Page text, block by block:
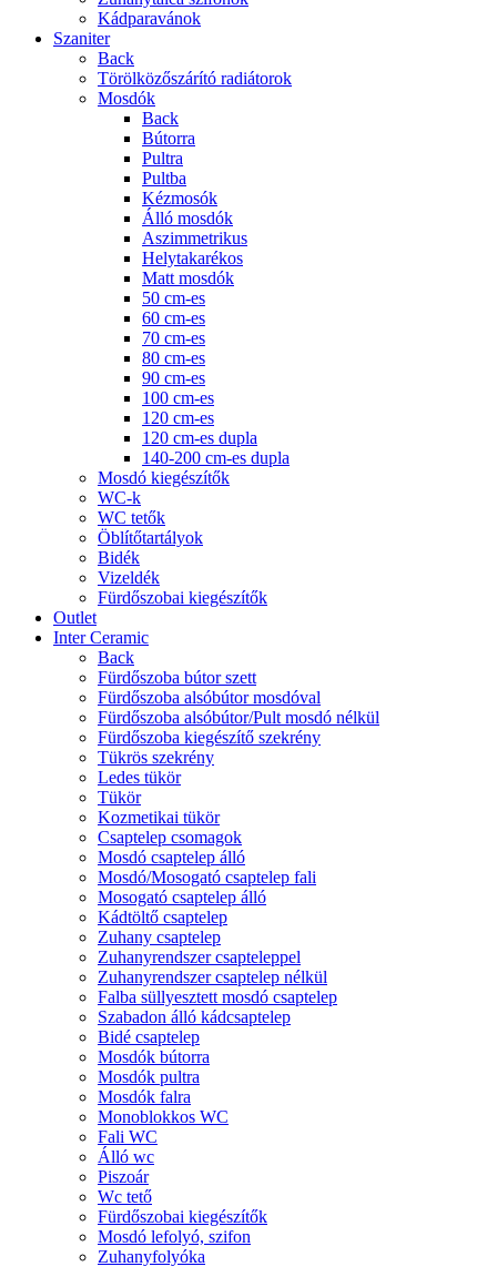
Kádparavánok
Szaniter
Back
Törölközőszárító radiátorok
Mosdók
Back
Bútorra
Pultra
Pultba
Kézmosók
Álló mosdók
Aszimmetrikus
Helytakarékos
Matt mosdók
50 cm-es
60 cm-es
70 cm-es
80 cm-es
90 cm-es
100 cm-es
120 cm-es
120 cm-es dupla
140-200 cm-es dupla
Mosdó kiegészítők
WC-k
WC tetők
Öblítőtartályok
Bidék
Vizeldék
Fürdőszobai kiegészítők
Outlet
Inter Ceramic
Back
Fürdőszoba bútor szett
Fürdőszoba alsóbútor mosdóval
Fürdőszoba alsóbútor/Pult mosdó nélkül
Fürdőszoba kiegészítő szekrény
Tükrös szekrény
Ledes tükör
Tükör
Kozmetikai tükör
Csaptelep csomagok
Mosdó csaptelep álló
Mosdó/Mosogató csaptelep fali
Mosogató csaptelep álló
Kádtöltő csaptelep
Zuhany csaptelep
Zuhanyrendszer csapteleppel
Zuhanyrendszer csaptelep nélkül
Falba süllyesztett mosdó csaptelep
Szabadon álló kádcsaptelep
Bidé csaptelep
Mosdók bútorra
Mosdók pultra
Mosdók falra
Monoblokkos WC
Fali WC
Álló wc
Piszoár
Wc tető
Fürdőszobai kiegészítők
Mosdó lefolyó, szifon
Zuhanyfolyóka